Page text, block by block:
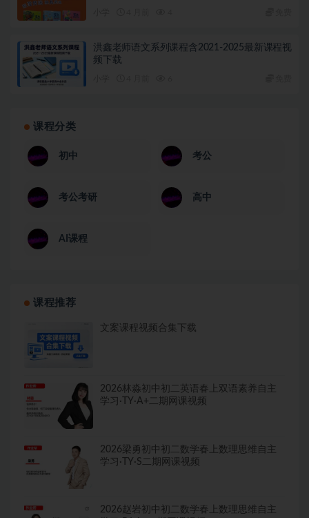
洪鑫老师语文系列课程含2021-2025最新课程视
频下载
课程分类
初中 考公
考公考研 高中
AI课程
课程推荐
文案课程视频合集下载
2026林淼初中初二英语春上双语素养自主
学习·TY·A+二期网课视频
2026梁勇初中初二数学春上数理思维自主
学习·TY·S二期网课视频
2026赵岩初中初二数学春上数理思维自主